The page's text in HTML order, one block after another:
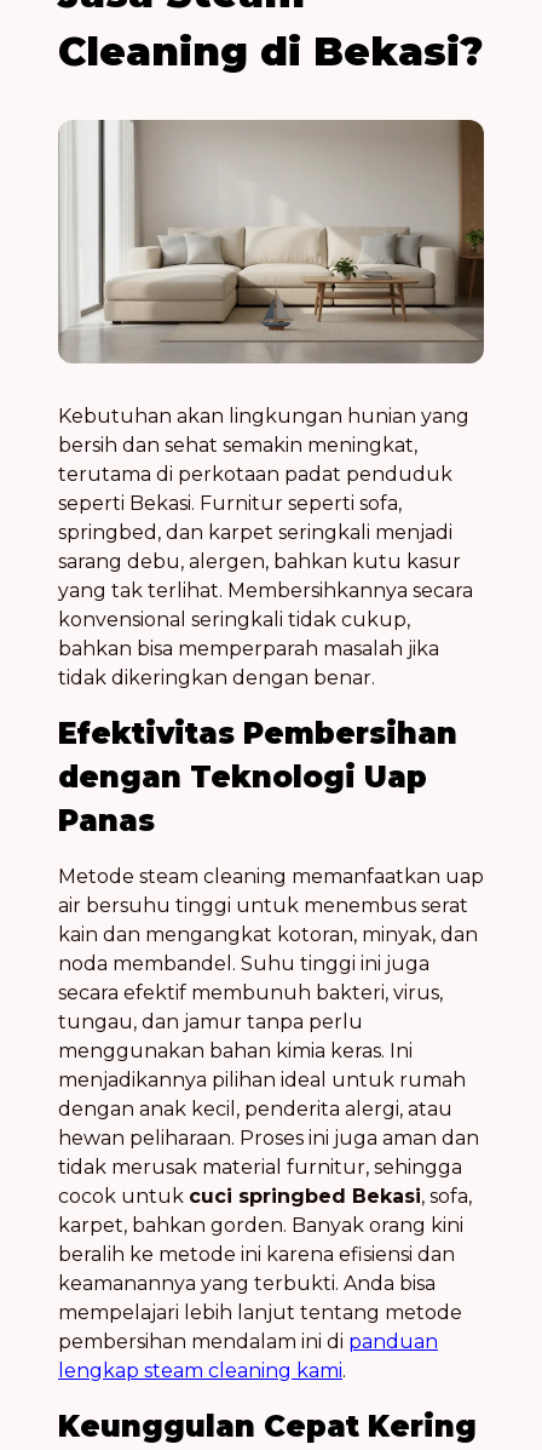
Cleaning di Bekasi?
Kebutuhan akan lingkungan hunian yang
bersih dan sehat semakin meningkat,
terutama di perkotaan padat penduduk
seperti Bekasi. Furnitur seperti sofa,
springbed, dan karpet seringkali menjadi
sarang debu, alergen, bahkan kutu kasur
yang tak terlihat. Membersihkannya secara
konvensional seringkali tidak cukup,
bahkan bisa memperparah masalah jika
tidak dikeringkan dengan benar.
Efektivitas Pembersihan
dengan Teknologi Uap
Panas
Metode steam cleaning memanfaatkan uap
air bersuhu tinggi untuk menembus serat
kain dan mengangkat kotoran, minyak, dan
noda membandel. Suhu tinggi ini juga
secara efektif membunuh bakteri, virus,
tungau, dan jamur tanpa perlu
menggunakan bahan kimia keras. Ini
menjadikannya pilihan ideal untuk rumah
dengan anak kecil, penderita alergi, atau
hewan peliharaan. Proses ini juga aman dan
tidak merusak material furnitur, sehingga
cocok untuk cuci springbed Bekasi, sofa,
karpet, bahkan gorden. Banyak orang kini
beralih ke metode ini karena efisiensi dan
keamanannya yang terbukti. Anda bisa
mempelajari lebih lanjut tentang metode
pembersihan mendalam ini di panduan
lengkap steam cleaning kami.
Keunggulan Cepat Kering